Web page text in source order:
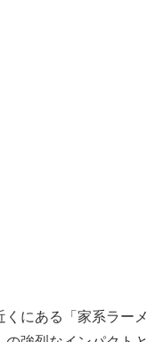
にある「家系ラーメ